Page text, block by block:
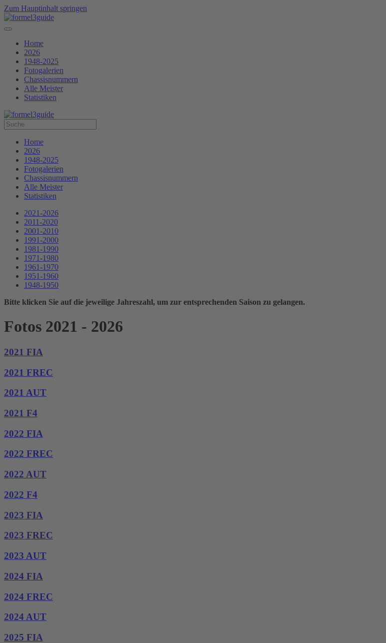
Zum Hauptinhalt springen
Home
2026
1948-2025
Fotogalerien
Chassisnummern
Alle Meister
Statistiken
Home
2026
1948-2025
Fotogalerien
Chassisnummern
Alle Meister
Statistiken
2021-2026
2011-2020
2001-2010
1991-2000
1981-1990
1971-1980
1961-1970
1951-1960
1948-1950
Bitte klicken Sie auf die jeweilige Jahreszahl, um zur entsprechenden Saison zu gelangen.
Fotos 2021 - 2026
2021 FIA
2021 FREC
2021 AUT
2021 F4
2022 FIA
2022 FREC
2022 AUT
2022 F4
2023 FIA
2023 FREC
2023 AUT
2024 FIA
2024 FREC
2024 AUT
2025 FIA